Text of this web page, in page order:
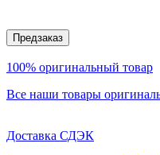
Предзаказ
100% оригинальный товар
Все наши товары
Доставка СДЭК